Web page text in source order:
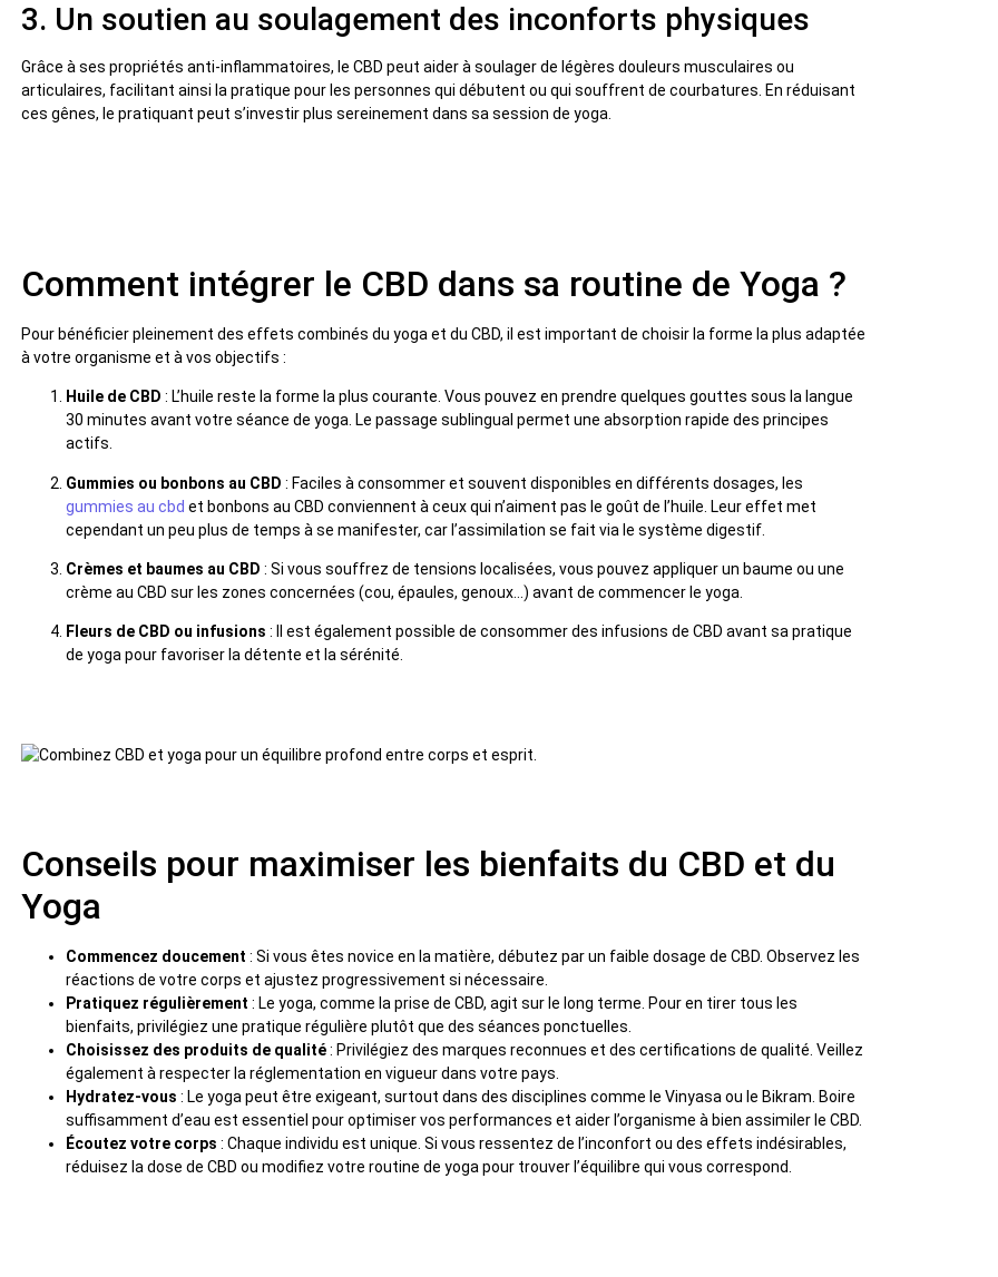
3. Un soutien au soulagement des inconforts physiques
Grâce à ses propriétés anti-inflammatoires, le CBD peut aider à soulager de légères douleurs musculaires ou
articulaires, facilitant ainsi la pratique pour les personnes qui débutent ou qui souffrent de courbatures. En réduisant
ces gênes, le pratiquant peut s’investir plus sereinement dans sa session de yoga.
Comment intégrer le CBD dans sa routine de Yoga ?
Pour bénéficier pleinement des effets combinés du yoga et du CBD, il est important de choisir la forme la plus adaptée
à votre organisme et à vos objectifs :
Huile de CBD : L’huile reste la forme la plus courante. Vous pouvez en prendre quelques gouttes sous la langue
30 minutes avant votre séance de yoga. Le passage sublingual permet une absorption rapide des principes
actifs.
Gummies ou bonbons au CBD : Faciles à consommer et souvent disponibles en différents dosages, les
gummies au cbd et bonbons au CBD conviennent à ceux qui n’aiment pas le goût de l’huile. Leur effet met
cependant un peu plus de temps à se manifester, car l’assimilation se fait via le système digestif.
Crèmes et baumes au CBD : Si vous souffrez de tensions localisées, vous pouvez appliquer un baume ou une
crème au CBD sur les zones concernées (cou, épaules, genoux…) avant de commencer le yoga.
Fleurs de CBD ou infusions : Il est également possible de consommer des infusions de CBD avant sa pratique
de yoga pour favoriser la détente et la sérénité.
Conseils pour maximiser les bienfaits du CBD et du
Yoga
Commencez doucement : Si vous êtes novice en la matière, débutez par un faible dosage de CBD. Observez les
réactions de votre corps et ajustez progressivement si nécessaire.
Pratiquez régulièrement : Le yoga, comme la prise de CBD, agit sur le long terme. Pour en tirer tous les
bienfaits, privilégiez une pratique régulière plutôt que des séances ponctuelles.
Choisissez des produits de qualité: Privilégiez des marques reconnues et des certifications de qualité. Veillez
également à respecter la réglementation en vigueur dans votre pays.
Hydratez-vous : Le yoga peut être exigeant, surtout dans des disciplines comme le Vinyasa ou le Bikram. Boire
suffisamment d’eau est essentiel pour optimiser vos performances et aider l’organisme à bien assimiler le CBD.
Écoutez votre corps : Chaque individu est unique. Si vous ressentez de l’inconfort ou des effets indésirables,
réduisez la dose de CBD ou modifiez votre routine de yoga pour trouver l’équilibre qui vous correspond.